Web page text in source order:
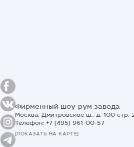
Фирменный шоу-рум завода
Москва, Дмитровское ш., д. 100 стр.
Телефон: +7 (495) 961-00-57
[ПОКАЗАТЬ НА КАРТЕ]